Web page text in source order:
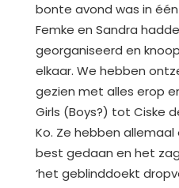
bonte avond was in
Femke en Sandra
georganiseerd en
elkaar. We hebben
gezien met alles erop
Girls (Boys?) tot Ciske
Ko. Ze hebben
best gedaan en het
‘het geblinddoekt